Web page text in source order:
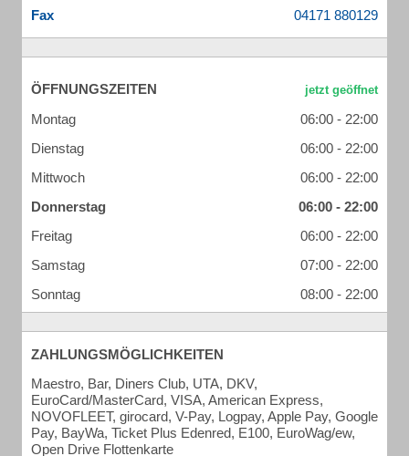
Fax
ÖFFNUNGSZEITEN
Montag
06:00 - 22:00
Dienstag
06:00 - 22:00
Mittwoch
06:00 - 22:00
Donnerstag
06:00 - 22:00
Freitag
06:00 - 22:00
Samstag
07:00 - 22:00
Sonntag
08:00 - 22:00
ZAHLUNGSMÖGLICHKEITEN
Maestro, Bar, Diners Club, UTA, DKV,
EuroCard/MasterCard, VISA, American Express,
NOVOFLEET, girocard, V-Pay, Logpay, Apple Pay, Google
Pay, BayWa, Ticket Plus Edenred, E100, EuroWag/ew,
Open Drive Flottenkarte